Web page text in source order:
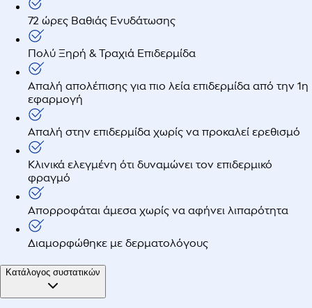
72 ώρες Βαθιάς Ενυδάτωσης
Πολύ Ξηρή & Τραχιά Επιδερμίδα
Απαλή απολέπισης για πιο λεία επιδερμίδα από την 1η
εφαρμογή
Απαλή στην επιδερμίδα χωρίς να προκαλεί ερεθισμό
Κλινικά ελεγμένη ότι δυναμώνει τον επιδερμικό
φραγμό
Απορροφάται άμεσα χωρίς να αφήνει λιπαρότητα
Διαμορφώθηκε με δερματολόγους
Κατάλογος συστατικών